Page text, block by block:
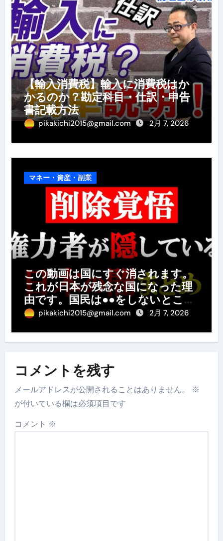
【輸入消費税】輸入に消費税はか
かるのか？勘定科目・仕訳・申告
書記載方法
pikakichi2015@gmail.com 2月 7, 2026
マネー・資産・副業
この動画は国にすぐ消されます。
これが日本が残念な国になった理
由です。国民は●●をしないとこの
先さらに貧しくなります。【 竹花
pikakichi2015@gmail.com 2月 7, 2026
コメントを残す
メールアドレスが公開されることはありません。
※
が付いている欄は必須項目です
コメント ※